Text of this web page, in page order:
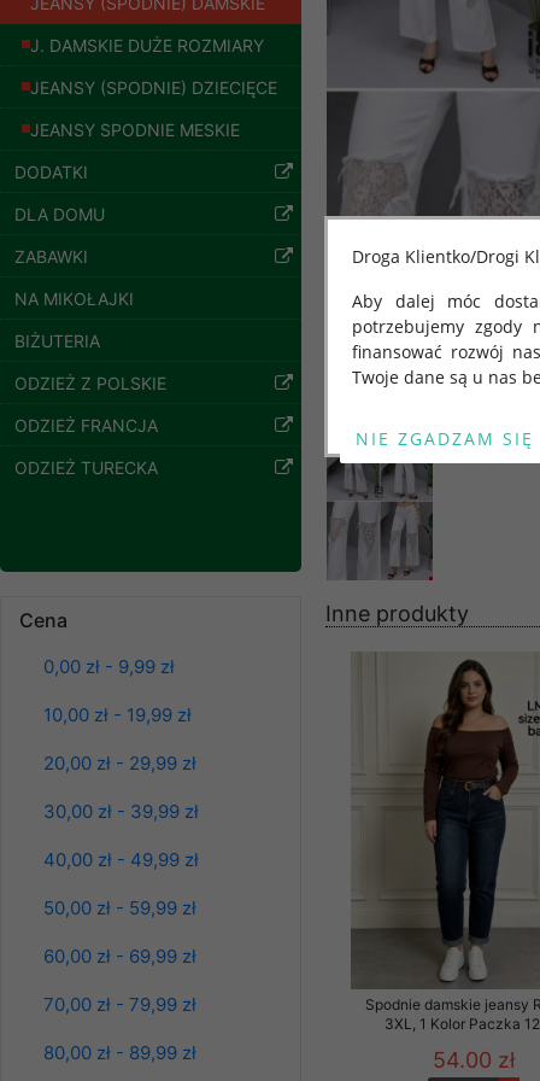
J. DAMSKIE DUŻE ROZMIARY
JEANSY (SPODNIE) DZIECIĘCE
JEANSY SPODNIE MESKIE
DODATKI
DLA DOMU
ZABAWKI
NA MIKOŁAJKI
BIŻUTERIA
ODZIEŻ Z POLSKIE
ODZIEŻ FRANCJA
ODZIEŻ TURECKA
Cena
0,00 zł - 9,99 zł
10,00 zł - 19,99 zł
20,00 zł - 29,99 zł
30,00 zł - 39,99 zł
40,00 zł - 49,99 zł
50,00 zł - 59,99 zł
60,00 zł - 69,99 zł
70,00 zł - 79,99 zł
80,00 zł - 89,99 zł
Bluzy damskie Roz
L-3XL. 1 kolor.
Bluzy damskie Roz
L-3XL. 1 kolor.
39.00 zł
szczegóły
Inne produkty
Spodnie damskie jeansy
3XL, 1 Kolor Paczka
54.00 zł
Droga Klientko/Drogi
Aby dalej móc
potrzebujemy zgody
finansować rozwój
Twoje dane są u nas
Od 25 maja 2018
kwietnia 2016 r. w
swobodnego
"GDPR" lub "Ogólne
przetwarzaniu
Sp. z o.o.
Wyrażenie zgody jest
wpływa na zgodność
Dodatkowe
Twoich danych,
podejmowaniu
danych osobowych)
Polityka prywatności
Polityka prywatności
Zapewniamy naszym